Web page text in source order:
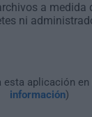
a medida
ni
esta aplicación en
información)